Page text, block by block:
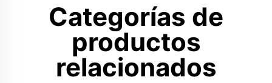
Categorías de
productos
relacionados